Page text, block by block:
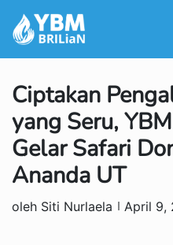
Ciptakan
yang Seru,
Gelar Safari
Ananda UT
oleh Siti Nurlaela April 9,